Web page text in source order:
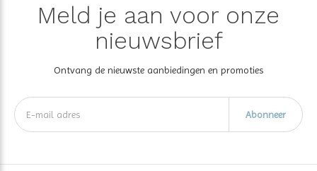
Meld je aan voor onze
nieuwsbrief
Ontvang de nieuwste aanbiedingen en promoties
Abonneer